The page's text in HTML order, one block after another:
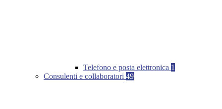
Telefono e posta elettronica 1
Consulenti e collaboratori 49